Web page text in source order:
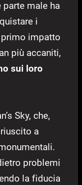
male ha
i
impatto
più accaniti,
sui loro
Sky, che,
a
problemi
la fiducia